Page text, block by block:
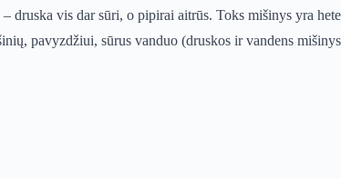
druska vis dar sūri, o pipirai aitrūs. Toks mišinys yra
pavyzdžiui, sūrus vanduo (druskos ir vandens